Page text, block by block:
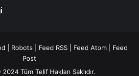
Robots Feed RSS Feed Atom
Feed
Post
Tüm Telif Hakları Saklıdır.